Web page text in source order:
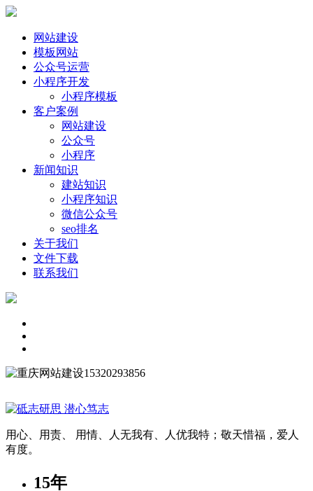
网站建设
模板网站
公众号运营
小程序开发
小程序模板
客户案例
网站建设
公众号
小程序
新闻知识
建站知识
小程序知识
微信公众号
seo排名
关于我们
文件下载
联系我们
15320293856
用心、用责、 用情、人无我有、人优我特；敬天惜福，爱人
有度。
15年